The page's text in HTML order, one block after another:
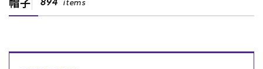
CATEGORY
894 items